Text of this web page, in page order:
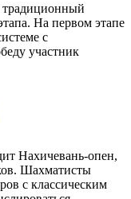
На первом этапе
с
участник
Нахичевань-опен,
Шахматисты
с классическим